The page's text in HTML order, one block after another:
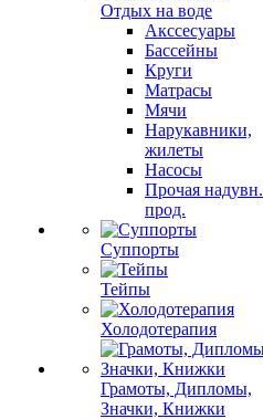
Отдых на воде
Акссесуары
Бассейны
Круги
Матрасы
Мячи
Нарукавники,
жилеты
Насосы
Прочая надувн.
прод.
Суппорты
Тейпы
Холодотерапия
Грамоты, Дипломы,
Значки, Книжки